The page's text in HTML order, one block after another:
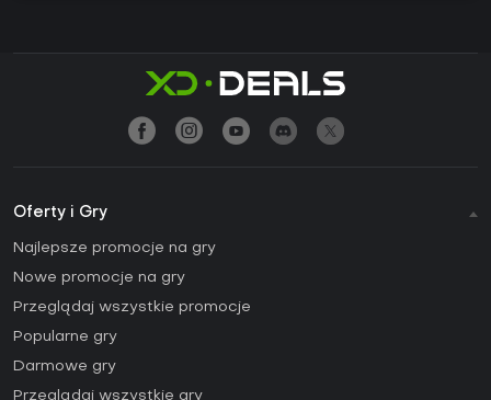
Oferty i Gry
Najlepsze promocje na gry
Nowe promocje na gry
Przeglądaj wszystkie promocje
Popularne gry
Darmowe gry
Przeglądaj wszystkie gry